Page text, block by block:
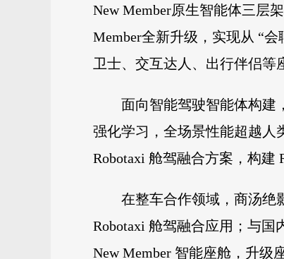
New Member原生智能体三层
Member全新升级，实现从 “
卫士、交互达人、出行伴侣等
面向智能驾驶智能体构建
强化学习，全场景性能超越人
Robotaxi 舱驾融合方案，构建
在整车合作领域，商汤绝
Robotaxi 舱驾融合应用；与
New Member 智能座舱，升级